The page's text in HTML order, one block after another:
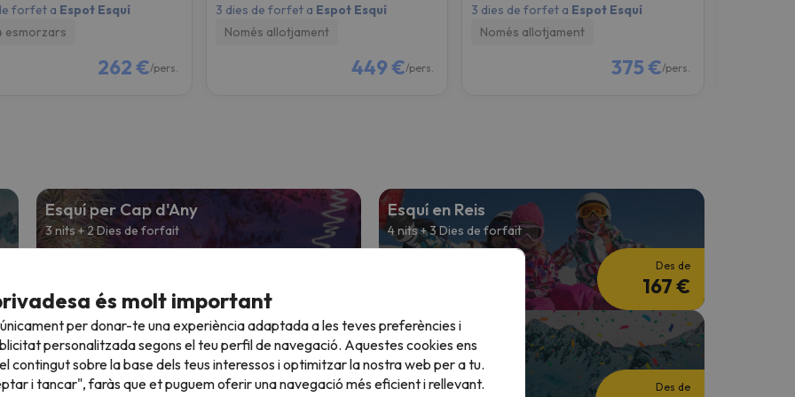
forfet a Espot Esquí
esmorzars
262 €/pers.
3 dies de forfet a Espot Esquí
Només allotjament
449 €/pers.
3 dies de forfet a Espot Esquí
Només allotjament
375 €/pers.
Esquí per Cap d'Any
3 nits + 2 Dies de forfait
Esquí en Reis
4 nits + 3 Dies de forfait
Des de
167 €
Esquí Entre Setmana
5 nits + 4 dies de forfait
Des de
Esquí Carnaval
2 nits + 2 Dies de forfait
Des de
és molt important
per donar-te una experiència adaptada a les teves preferències i
personalitzada segons el teu perfil de navegació. Aquestes cookies ens
contingut sobre la base dels teus interessos i optimitzar la nostra web per a tu.
i tancar", faràs que et puguem oferir una navegació més eficient i rellevant.